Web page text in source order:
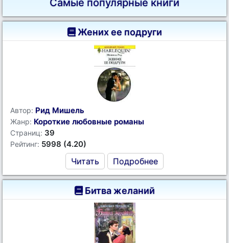
Самые популярные книги
Жених ее подруги
Автор: Рид Мишель
Жанр: Короткие любовные романы
Страниц: 39
Рейтинг: 5998 (4.20)
Читать Подробнее
Битва желаний